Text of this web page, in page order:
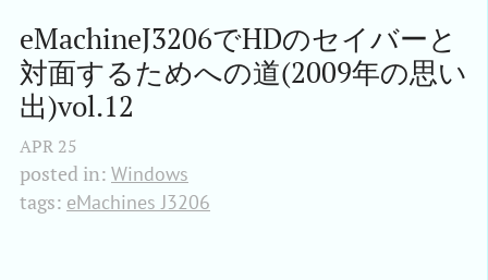
eMachineJ3206でHDのセイバーと
対面するためへの道(2009年の思い
出)vol.12
APR 25
posted in: Windows
tags: eMachines J3206